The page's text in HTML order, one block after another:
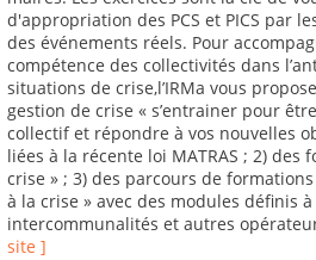
d'appropriation des PCS et PICS par
des événements réels. Pour
compétence des collectivités dans
situations de crise,l’IRMa vous
gestion de crise « s’entrainer pour
collectif et répondre à vos nouvelles
liées à la récente loi MATRAS ; 2) des
crise » ; 3) des parcours de
à la crise » avec des modules définis
intercommunalités et autres
site ]